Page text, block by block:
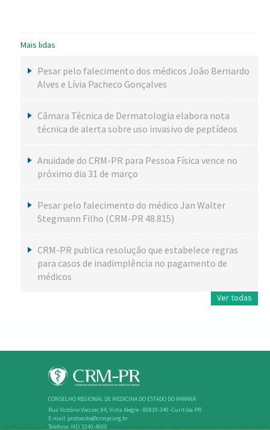
Mais lidas
Pesar pelo falecimento dos médicos João Bernardo
Alves e Lívia Pacheco Gonçalves
Câmara Técnica de Dermatologia elabora nota
técnica de alerta sobre uso invasivo de peptídeos
Anuidade do CRM-PR para Pessoa Física vence no
próximo dia 31 de março
Pesar pelo falecimento do médico Jan Walter
Stegmann Filho (CRM-PR 48.815)
CRM-PR publica resolução que estabelece regras
para casos de inadimplência no pagamento de
médicos
Ver todas
CONSELHO REGIONAL DE MEDICINA DO ESTADO DO PARANÁ
Rua Victório Viezzer, 84, Vista Alegre - 80810-340 -Curitiba-PR
E-mail: protocolo@crmpr.org.br
Telefone: (41) 3240-4000